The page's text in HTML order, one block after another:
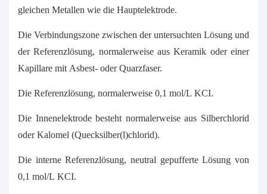
gleichen Metallen wie die Hauptelektrode.
Die Verbindungszone zwischen der untersuchten Lösung und
der Referenzlösung, normalerweise aus Keramik oder einer
Kapillare mit Asbest- oder Quarzfaser.
Die Referenzlösung, normalerweise 0,1 mol/L KCI.
Die Innenelektrode besteht normalerweise aus Silberchlorid
oder Kalomel (Quecksilber(l)chlorid).
Die interne Referenzlösung, neutral gepufferte Lösung von
0,1 mol/L KCI.